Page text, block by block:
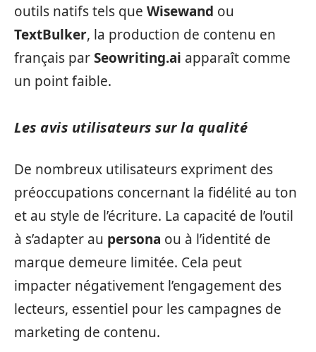
outils natifs tels que Wisewand ou
TextBulker, la production de contenu en
français parSeowriting.ai apparaît comme
un point faible.
Les avis utilisateurs sur la qualité
De nombreux utilisateurs expriment des
préoccupations concernant la fidélité au ton
et au style de l’écriture. La capacité de l’outil
à s’adapter au persona ou à l’identité de
marque demeure limitée. Cela peut
impacter négativement l’engagement des
lecteurs, essentiel pour les campagnes de
marketing de contenu.